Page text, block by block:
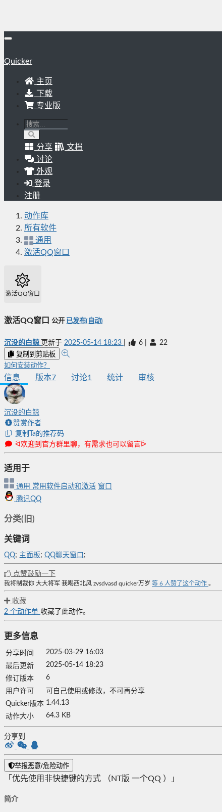
Quicker
主页
下载
专业版
分享
文档
讨论
外观
登录
注册
动作库
所有软件
通用
激活QQ窗口
激活QQ窗口
激活QQ窗口 公开 已发布(自动)
沉没的白鲸 更新于 2025-05-14 18:23 6 22
复制到剪贴板
如何安装动作？
信息 版本7 讨论1 统计 审核
沉没的白鲸
赞赏作者
复制Ta的推荐码
ᐛ欢迎到官方群里聊，有需求也可以留言ᐇ
适用于
通用 常用软件启动和激活 窗口
腾讯QQ
分类(旧)
关键词
QQ; 主面板; QQ聊天窗口 ;
点赞鼓励一下
我将制裁你 大大将军 我喝西北风 zvsdvasd quicker万岁 等 6 人赞了这个动作 。
收藏
2 个动作单 收藏了此动作。
更多信息
分享时间
2025-03-29 16:03
最后更新
2025-05-14 18:23
修订版本
6
用户许可
可自己使用或修改，不可再分享
Quicker版本 1.44.13
动作大小
64.3 KB
分享到
举报恶意/危险动作
「优先使用非快捷键的方式 （NT版 一个QQ ）」
简介